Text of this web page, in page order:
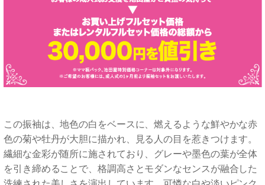
この振袖は、地色の白をベースに、燃えるような鮮やかな赤
色の菊や牡丹が大胆に描かれ、見る人の目を惹きつけます。
繊細な金彩が随所に施されており、グレーや墨色の葉が全体
を引き締めることで、格調高さとモダンなセンスが融合した